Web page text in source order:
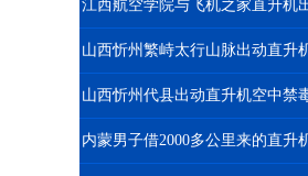
山西忻州代县出动直升机空中禁